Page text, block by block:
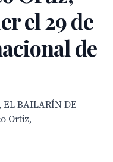
el 29 de
de
BAILARÍN DE
Ortiz,